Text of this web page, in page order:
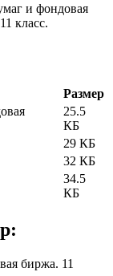
и фондовая
класс.
Размер
25.5
КБ
29 КБ
32 КБ
34.5
КБ
биржа. 11